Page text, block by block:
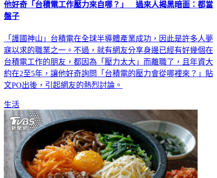
他好奇「台積電工作壓力來自哪？」 過來人揭黑暗面：都當
盤子
「護國神山」台積電在全球半導體產業成功，因此是許多人夢
寐以求的職業之一。不過，就有網友分享身邊已經有好幾個在
台積電工作的朋友，都因為「壓力太大」而離職了，且年資大
約在2至5年，讓他好奇詢問「台積電的壓力會從哪裡來？」貼
文PO出後，引起網友的熱烈討論。
生活